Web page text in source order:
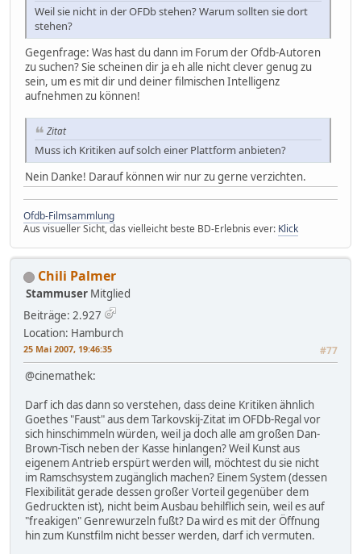
Weil sie nicht in der OFDb stehen? Warum sollten sie dort
stehen?
Gegenfrage: Was hast du dann im Forum der Ofdb-Autoren
zu suchen? Sie scheinen dir ja eh alle nicht clever genug zu
sein, um es mit dir und deiner filmischen Intelligenz
aufnehmen zu können!
Zitat
Muss ich Kritiken auf solch einer Plattform anbieten?
Nein Danke! Darauf können wir nur zu gerne verzichten.
Ofdb-Filmsammlung
Aus visueller Sicht, das vielleicht beste BD-Erlebnis ever: Klick
Chili Palmer
Stammuser Mitglied
Beiträge: 2.927
Location: Hamburch
25 Mai 2007, 19:46:35 #77
@cinemathek:
Darf ich das dann so verstehen, dass deine Kritiken ähnlich
Goethes "Faust" aus dem Tarkovskij-Zitat im OFDb-Regal vor
sich hinschimmeln würden, weil ja doch alle am großen Dan-
Brown-Tisch neben der Kasse hinlangen? Weil Kunst aus
eigenem Antrieb erspürt werden will, möchtest du sie nicht
im Ramschsystem zugänglich machen? Einem System (dessen
Flexibilität gerade dessen großer Vorteil gegenüber dem
Gedruckten ist), nicht beim Ausbau behilflich sein, weil es auf
"freakigen" Genrewurzeln fußt? Da wird es mit der Öffnung
hin zum Kunstfilm nicht besser werden, darf ich vermuten.